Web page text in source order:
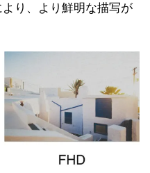
り、より鮮明な描写が